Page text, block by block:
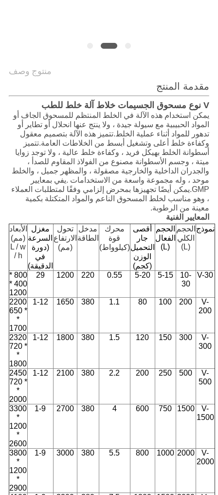
منتوج وصف
مقدمة المنتج
V نوع مسحوق الجسيمات خلاط آلة خلط للطب
يمكن استخدام هذه الآلة في الخلط المنتظم للمسحوق الجاف أو
المواد الحبيبية مع سيولة جيدة ، ولا ينتج عنها انحلال أو تطاير أو
تدهور للمواد أثناء عملية الخلط.تتميز هذه الآلة بتصميم معقول
وكفاءة خلط أعلى وتشغيل أبسط من الخلاطات العامة.تتميز
أسطوانة الخلط بهيكل فريد ، وكفاءة خلط عالية ، ولا توجد زوايا
ميتة ، وجسم الأسطوانة مصنوع من الفولاذ المقاوم للصدأ ،
والجدران الداخلية والخارجية مصقولة ، والمظهر جميل ، والخلط
موحد ، وله مجموعة واسعة من الاستخدامات .يفي بمعايير
GMP.يمكن أيضًا تجهيزها بمحرض إلزامي وفقًا لمتطلبات العملاء
، وهو مناسب لخلط المسحوق الناعم والمواد المتكتلة بكمية
معينة من الرطوبة.
المعايير الفنية
نموذج الحجم
الكلي
(L)
الحجم
الفعال
(L)
أقصى
جار
التحميل
الوزن
(كجم)
محرك
قوة
(كيلوواط)
مدخل
الطاقة
تحول
الارتفاع
(مم)
مغزل
السرعة
(دورة
في
الدقيقة)
الأبعاد
(مم)
L / w
/ h
V-30
10-
30
5-15
5-20
0.55
220
1200
29
800 *
400 *
1200
V-
200
200
100
80
1.1
380
1650
1-12
2200
* 650
*
1700
V-
300
300
150
120
1.5
380
1800
1-12
2320
* 720
*
1800
V-
500
500
250
200
2.2
380
2100
1-12
2450
* 720
*
2000
V-
1500
1500
750
600
4
380
2700
1-9
3300
*
1200
*
2600
V-
2000
2000
1000
800
5.5
380
3000
1-9
3800
*
1200
*
2900